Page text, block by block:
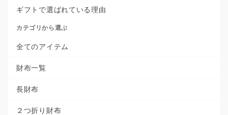
ギフトで選ばれている理由
カテゴリから選ぶ
全てのアイテム
財布一覧
長財布
２つ折り財布